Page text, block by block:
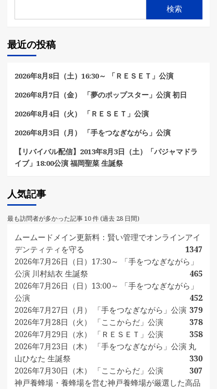
検索
最近の投稿
2026年8月8日（土）16:30～ 「ＲＥＳＥＴ」公演
2026年8月7日（金） 「夢のポップスター」公演 初日
2026年8月4日（火） 「ＲＥＳＥＴ」公演
2026年8月3日（月） 「手をつなぎながら」公演
【リバイバル配信】2013年8月3日（土）「パジャマドラ
イブ」18:00公演 福岡聖菜 生誕祭
人気記事
最も訪問者が多かった記事 10 件 (過去 28 日間)
ムームードメイン更新料：賢い管理でオンラインアイ
デンティティを守る
1347
2026年7月26日（日）17:30～ 「手をつなぎながら」
公演 川村結衣 生誕祭
465
2026年7月26日（日）13:00～ 「手をつなぎながら」
公演
452
2026年7月27日（月） 「手をつなぎながら」公演 379
2026年7月28日（火） 「ここからだ」公演
378
2026年7月29日（水） 「ＲＥＳＥＴ」公演
358
2026年7月23日（木） 「手をつなぎながら」公演 丸
山ひなた 生誕祭
330
2026年7月30日（木） 「ここからだ」公演
307
神戸養蜂場・養蜂場を営む神戸養蜂場が厳選した高品